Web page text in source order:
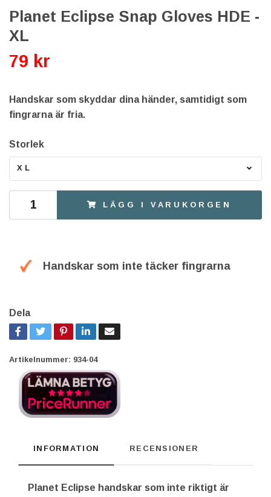
Planet Eclipse Snap Gloves HDE -
XL
79 kr
Handskar som skyddar dina händer, samtidigt som
fingrarna är fria.
Storlek
XL
LÄGG I VARUKORGEN
Handskar som inte täcker fingrarna
Dela
Artikelnummer: 934-04
INFORMATION RECENSIONER
Planet Eclipse handskar som inte riktigt är